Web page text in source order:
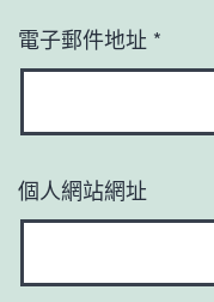
電子郵件地址 *
個人網站網址